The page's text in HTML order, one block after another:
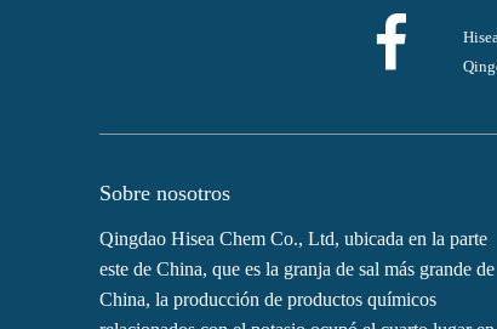
Sobre nosotros
Qingdao Hisea Chem Co., Ltd, ubicada en la parte
este de China, que es la granja de sal más grande de
China, la producción de productos químicos